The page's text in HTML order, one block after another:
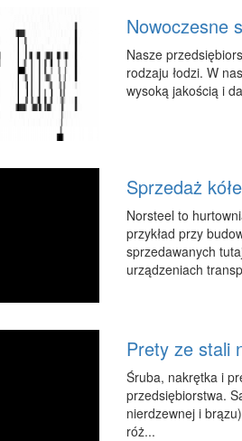
Nowoczesne
Nasze
rodzaju łodzi. W
wysoką jakością i
Sprzedaż
Norsteel to
przykład przy
sprzedawanych
urządzeniach
Prety ze stali
Śruba, nakrętka i
przedsiębiorstwa.
nierdzewnej i
róż...